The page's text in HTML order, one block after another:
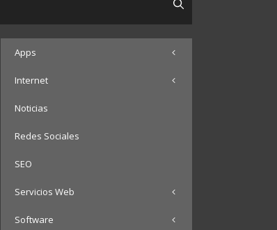
Apps
Internet
Noticias
Redes Sociales
SEO
Servicios Web
Software